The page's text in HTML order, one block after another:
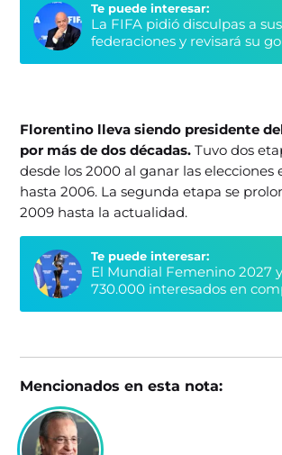
Te puede interesar:
La FIFA pidió disculpas a sus
federaciones y revisará su
Florentino lleva siendo presidente
por más de dos décadas. Tuvo dos
desde los 2000 al ganar las elecciones
hasta 2006. La segunda etapa se
2009 hasta la actualidad.
Te puede interesar:
El Mundial Femenino 2027
730.000 interesados en
Mencionados en esta nota: